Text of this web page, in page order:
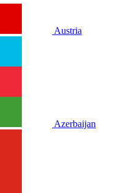
Austria
Azerbaijan